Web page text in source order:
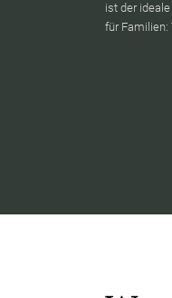
ist der
für Familien: